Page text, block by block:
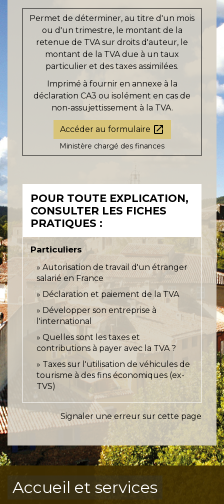
Permet de déterminer, au titre d'un mois
ou d'un trimestre, le montant de la
retenue de TVA sur droits d'auteur, le
montant de la TVA due à un taux
particulier et des taxes assimilées.
Imprimé à fournir en annexe à la
déclaration CA3 ou isolément en cas de
non-assujettissement à la TVA.
Accéder au formulaire open_in_new
Ministère chargé des finances
POUR TOUTE EXPLICATION,
CONSULTER LES FICHES
PRATIQUES :
Particuliers
Autorisation de travail d'un étranger
salarié en France
Déclaration et paiement de la TVA
Développer son entreprise à
l'international
Quelles sont les taxes et
contributions à payer avec la TVA ?
Taxes sur l'utilisation de véhicules de
tourisme à des fins économiques (ex-
TVS)
Signaler une erreur sur cette page
Accueil et services